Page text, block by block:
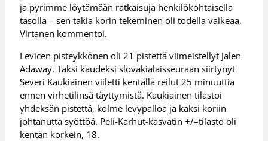
ja pyrimme löytämään ratkaisuja henkilökohtaisella
tasolla – sen takia korin tekeminen oli todella vaikeaa,
Virtanen kommentoi.
Levicen pisteykkönen oli 21 pistettä viimeistellyt Jalen
Adaway. Täksi kaudeksi slovakialaisseuraan siirtynyt
Severi Kaukiainen viiletti kentällä reilut 25 minuuttia
ennen virhetilinsä täyttymistä. Kaukiainen tilastoi
yhdeksän pistettä, kolme levypalloa ja kaksi koriin
johtanutta syöttöä. Peli-Karhut-kasvatin +/–tilasto oli
kentän korkein, 18.